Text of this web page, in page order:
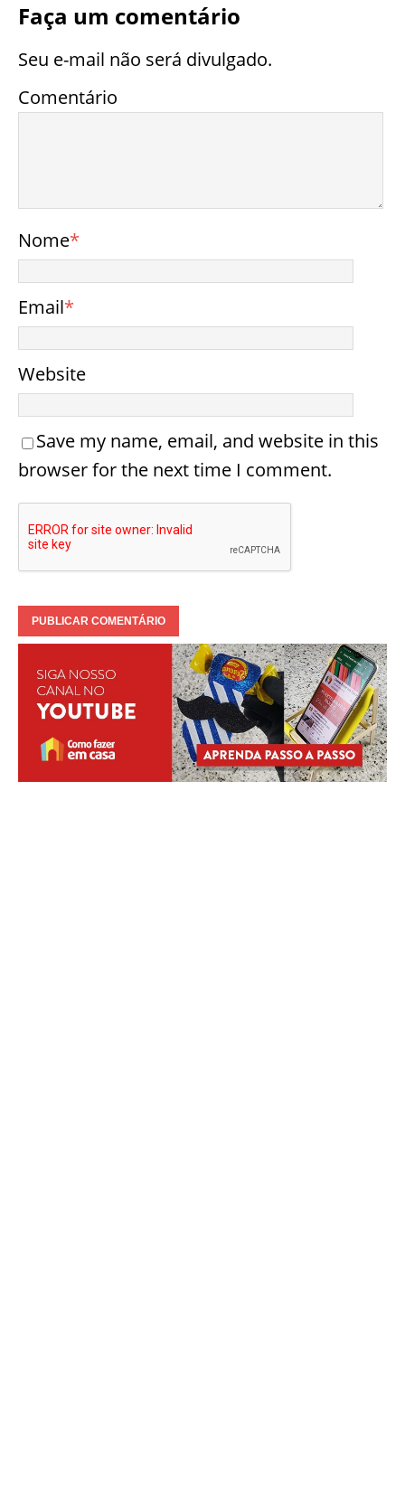
Faça um comentário
Seu e-mail não será divulgado.
Comentário
Nome*
Email*
Website
Save my name, email, and website in this
browser for the next time I comment.